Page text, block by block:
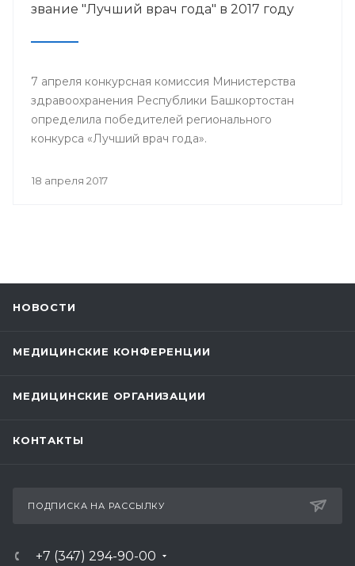
звание "Лучший врач года" в 2017 году
7 апреля конкурсная комиссия Министерства
здравоохранения Республики Башкортостан
определила победителей регионального
конкурса «Лучший врач года».
18 апреля 2017
НОВОСТИ
МЕДИЦИНСКИЕ КОНФЕРЕНЦИИ
МЕДИЦИНСКИЕ ОРГАНИЗАЦИИ
КОНТАКТЫ
ПОДПИСКА НА РАССЫЛКУ
+7 (347) 294-90-00